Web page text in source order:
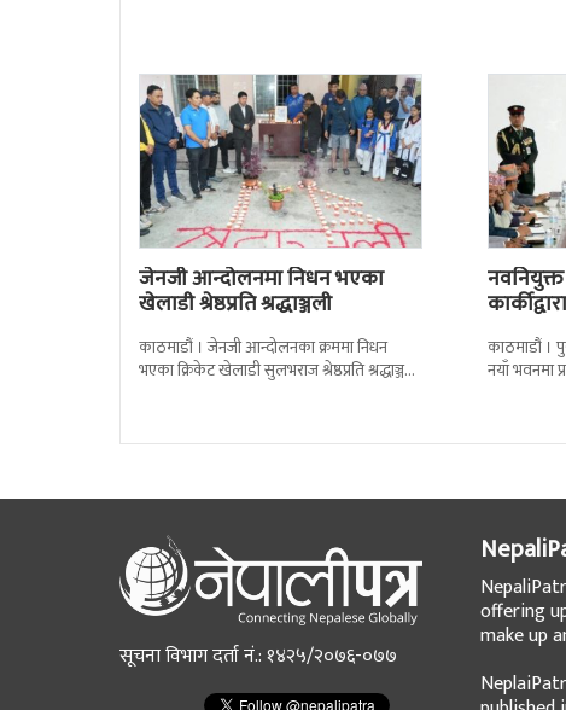
जेनजी आन्दोलनमा निधन भएका
खेलाडी श्रेष्ठप्रति श्रद्धाञ्जली
काठमाडौं । जेनजी आन्दोलनका क्रममा निधन
भएका क्रिकेट खेलाडी सुलभराज श्रेष्ठप्रति श्रद्धाञ्जली
नवनियुक्त
काठमाडौं ।
नयाँ भवनमा
सूचना विभाग दर्ता नं.: १४२५/२०७६-०७७
offering
make up